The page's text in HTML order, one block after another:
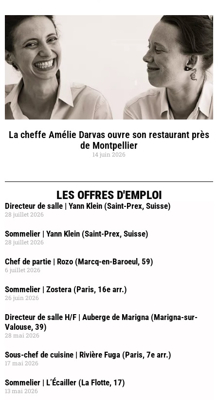
La cheffe Amélie Darvas ouvre son restaurant près
de Montpellier
14 juin 2026
LES OFFRES D'EMPLOI
Directeur de salle | Yann Klein (Saint-Prex, Suisse)
28 juillet 2026
Sommelier | Yann Klein (Saint-Prex, Suisse)
28 juillet 2026
Chef de partie | Rozo (Marcq-en-Baroeul, 59)
6 juillet 2026
Sommelier | Zostera (Paris, 16e arr.)
26 juin 2026
Directeur de salle H/F | Auberge de Marigna (Marigna-sur-
Valouse, 39)
28 mai 2026
Sous-chef de cuisine | Rivière Fuga (Paris, 7e arr.)
17 mai 2026
Sommelier | L’Écailler (La Flotte, 17)
13 mai 2026